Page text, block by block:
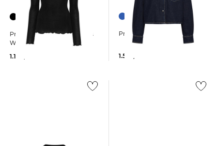
Prada | Damen Pullover aus
Wolle und Seide
1.100,00 €
Prada | Damen Bluse
1.550,00 €